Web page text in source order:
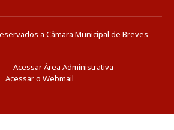
a Câmara Municipal de Breves
Acessar Área Administrativa
Acessar o Webmail